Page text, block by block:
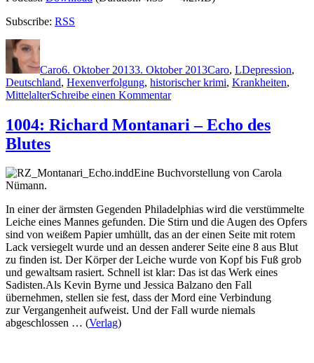
Subscribe: RSS
Autor
Caro6. Oktober 20133. Oktober 2013Caro, LDepression,
Deutschland, Hexenverfolgung, historischer krimi, Krankheiten,
MittelalterSchreibe einen Kommentarzu
Kathrin
Lange
1004: Richard Montanari – Echo des
Blutes
Eine Buchvorstellung von Carola
Nümann.
In einer der ärmsten Gegenden Philadelphias wird die verstümmelte
Leiche eines Mannes gefunden. Die Stirn und die Augen des Opfers
sind von weißem Papier umhüllt, das an der einen Seite mit rotem
Lack versiegelt wurde und an dessen anderer Seite eine 8 aus Blut
zu finden ist. Der Körper der Leiche wurde von Kopf bis Fuß grob
und gewaltsam rasiert. Schnell ist klar: Das ist das Werk eines
Sadisten.Als Kevin Byrne und Jessica Balzano den Fall
übernehmen, stellen sie fest, dass der Mord eine Verbindung
zur Vergangenheit aufweist. Und der Fall wurde niemals
abgeschlossen … (Verlag)